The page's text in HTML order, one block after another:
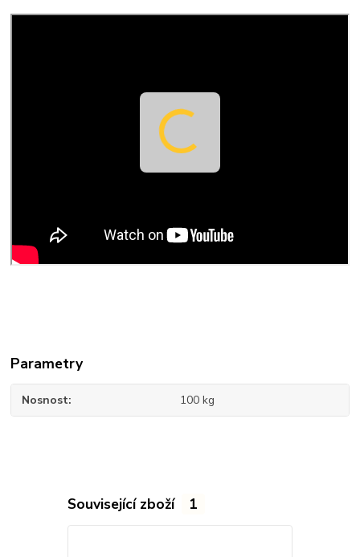
Parametry
Nosnost 100 kg
Související zboží 1